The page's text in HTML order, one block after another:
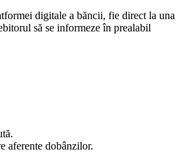
digitale a băncii, fie direct la una
să se informeze în prealabil
aferente dobânzilor.